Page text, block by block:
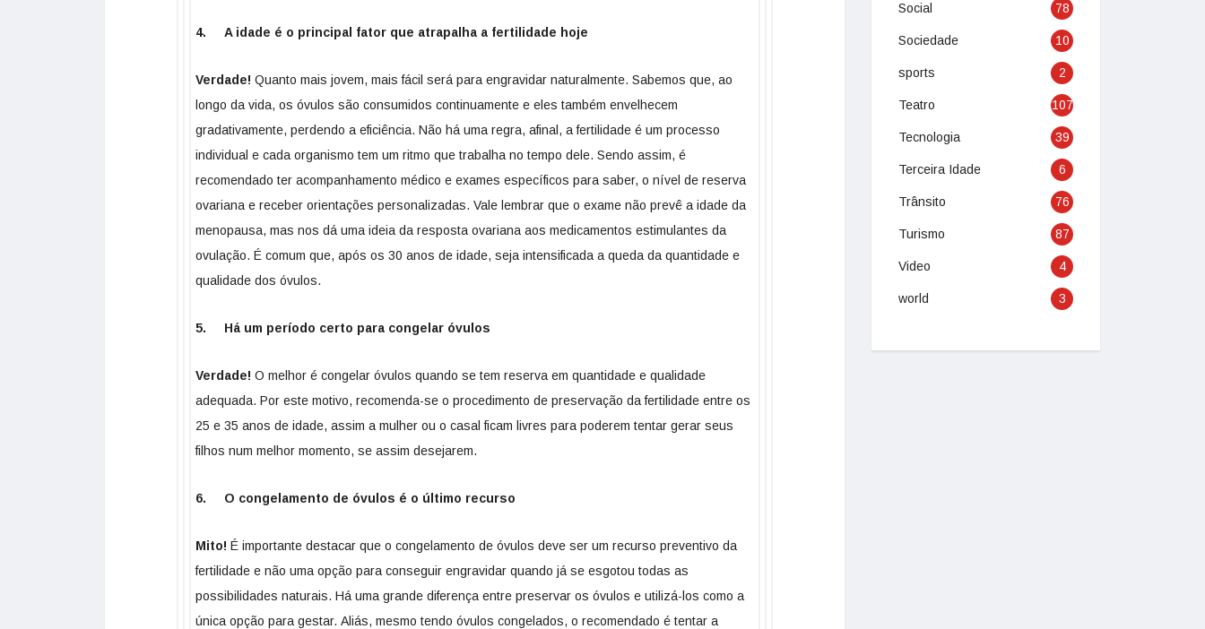
4. A idade é o principal fator que atrapalha a fertilidade hoje
Verdade! Quanto mais jovem, mais fácil será para engravidar naturalmente. Sabemos que, ao
longo da vida, os óvulos são consumidos continuamente e eles também envelhecem
gradativamente, perdendo a eficiência. Não há uma regra, afinal, a fertilidade é um processo
individual e cada organismo tem um ritmo que trabalha no tempo dele. Sendo assim, é
recomendado ter acompanhamento médico e exames específicos para saber, o nível de reserva
ovariana e receber orientações personalizadas. Vale lembrar que o exame não prevê a idade da
menopausa, mas nos dá uma ideia da resposta ovariana aos medicamentos estimulantes da
ovulação. É comum que, após os 30 anos de idade, seja intensificada a queda da quantidade e
qualidade dos óvulos.
5. Há um período certo para congelar óvulos
Verdade! O melhor é congelar óvulos quando se tem reserva em quantidade e qualidade
adequada. Por este motivo, recomenda-se o procedimento de preservação da fertilidade entre os
25 e 35 anos de idade, assim a mulher ou o casal ficam livres para poderem tentar gerar seus
filhos num melhor momento, se assim desejarem.
6. O congelamento de óvulos é o último recurso
Mito! É importante destacar que o congelamento de óvulos deve ser um recurso preventivo da
fertilidade e não uma opção para conseguir engravidar quando já se esgotou todas as
possibilidades naturais. Há uma grande diferença entre preservar os óvulos e utilizá-los como a
única opção para gestar. Aliás, mesmo tendo óvulos congelados, o recomendado é tentar a
Social 78
Sociedade 10
sports 2
Teatro 107
Tecnologia 39
Terceira Idade 6
Trânsito 76
Turismo 87
Video 4
world 3